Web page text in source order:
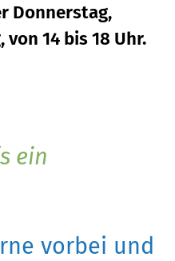
Donnerstag,
14 bis 18 Uhr.
ein
vorbei und